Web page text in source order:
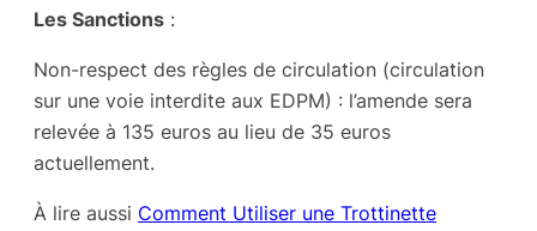
Les Sanctions :
Non-respect des règles de circulation (circulation
sur une voie interdite aux EDPM) : l’amende sera
relevée à 135 euros au lieu de 35 euros
actuellement.
À lire aussi Comment Utiliser une Trottinette